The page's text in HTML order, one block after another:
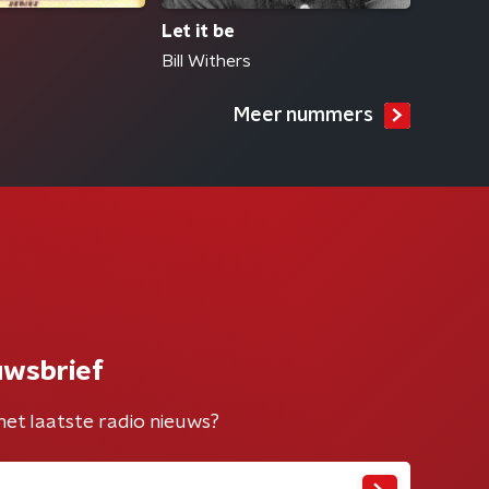
Let it be
Bill Withers
Meer nummers
laatste radio nieuws?